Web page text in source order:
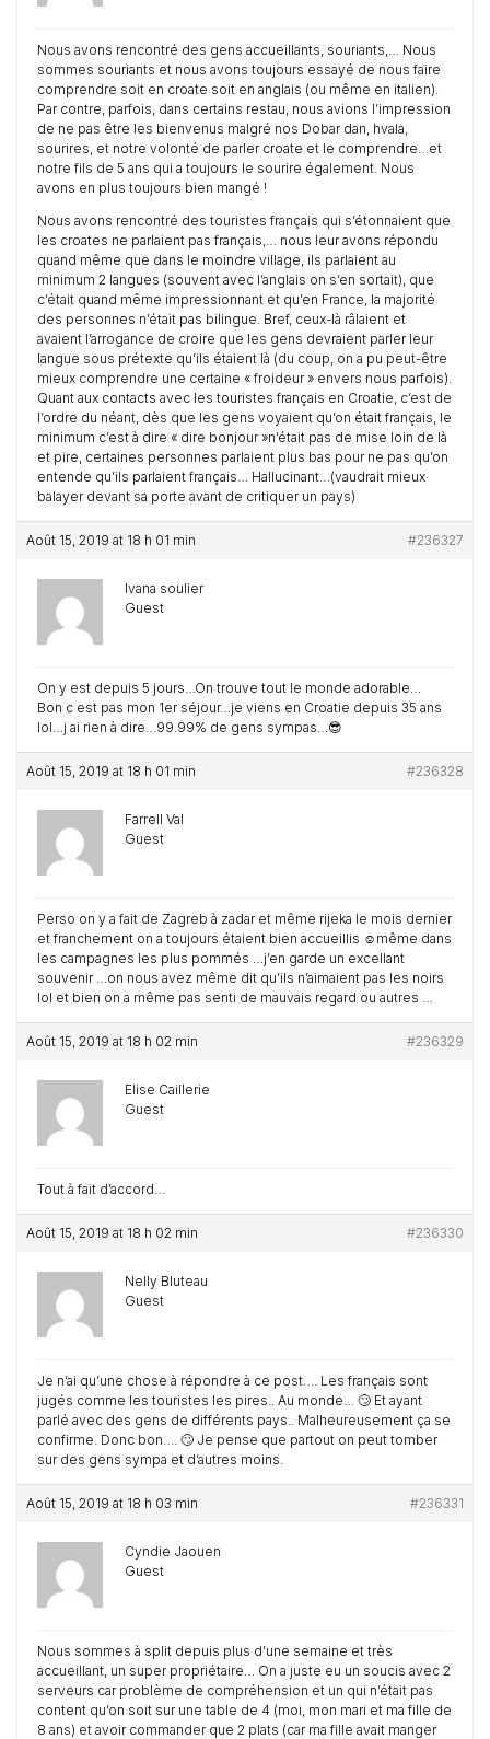
Nous avons rencontré des gens accueillants, souriants,… Nous
sommes souriants et nous avons toujours essayé de nous faire
comprendre soit en croate soit en anglais (ou même en italien).
Par contre, parfois, dans certains restau, nous avions l’impression
de ne pas être les bienvenus malgré nos Dobar dan, hvala,
sourires, et notre volonté de parler croate et le comprendre…et
notre fils de 5 ans qui a toujours le sourire également. Nous
avons en plus toujours bien mangé !
Nous avons rencontré des touristes français qui s’étonnaient que
les croates ne parlaient pas français,… nous leur avons répondu
quand même que dans le moindre village, ils parlaient au
minimum 2 langues (souvent avec l’anglais on s’en sortait), que
c’était quand même impressionnant et qu’en France, la majorité
des personnes n’était pas bilingue. Bref, ceux-là râlaient et
avaient l’arrogance de croire que les gens devraient parler leur
langue sous prétexte qu’ils étaient là (du coup, on a pu peut-être
mieux comprendre une certaine « froideur » envers nous parfois).
Quant aux contacts avec les touristes français en Croatie, c’est de
l’ordre du néant, dès que les gens voyaient qu’on était français, le
minimum c’est à dire « dire bonjour »n’était pas de mise loin de là
et pire, certaines personnes parlaient plus bas pour ne pas qu’on
entende qu’ils parlaient français… Hallucinant…(vaudrait mieux
balayer devant sa porte avant de critiquer un pays)
Août 15, 2019 at 18 h 01 min #236327
Ivana soulier
Guest
On y est depuis 5 jours…On trouve tout le monde adorable…
Bon c est pas mon 1er séjour…je viens en Croatie depuis 35 ans
lol…j ai rien à dire…99.99% de gens sympas…😎
Août 15, 2019 at 18 h 01 min #236328
Farrell Val
Guest
Perso on y a fait de Zagreb à zadar et même rijeka le mois dernier
et franchement on a toujours étaient bien accueillis ☺️même dans
les campagnes les plus pommés …j’en garde un excellant
souvenir …on nous avez même dit qu’ils n’aimaient pas les noirs
lol et bien on a même pas senti de mauvais regard ou autres …
Août 15, 2019 at 18 h 02 min #236329
Elise Caillerie
Guest
Tout à fait d’accord…
Août 15, 2019 at 18 h 02 min #236330
Nelly Bluteau
Guest
Je n’ai qu’une chose à répondre à ce post…. Les français sont
jugés comme les touristes les pires.. Au monde… 🙄 Et ayant
parlé avec des gens de différents pays.. Malheureusement ça se
confirme. Donc bon…. 🙄 Je pense que partout on peut tomber
sur des gens sympa et d’autres moins.
Août 15, 2019 at 18 h 03 min #236331
Cyndie Jaouen
Guest
Nous sommes à split depuis plus d’une semaine et très
accueillant, un super propriétaire… On a juste eu un soucis avec 2
serveurs car problème de compréhension et un qui n’était pas
content qu’on soit sur une table de 4 (moi, mon mari et ma fille de
8 ans) et avoir commander que 2 plats (car ma fille avait manger